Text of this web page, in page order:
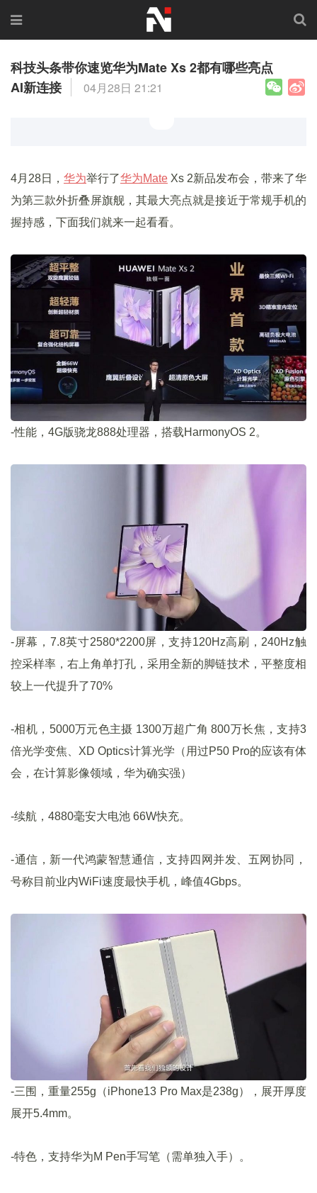
科技头条带你速览华为Mate Xs 2都有哪些亮点
AI新连接
04月28日 21:21
4月28日， 华为举行了华为Mate Xs 2新品发布会，带来了华
为第三款外折叠屏旗舰，其最大亮点就是接近于常规手机的
握持感，下面我们就来一起看看。
-性能，4G版骁龙888处理器，搭载HarmonyOS 2。
-屏幕，7.8英寸2580*2200屏，支持120Hz高刷，240Hz触
控采样率，右上角单打孔，采用全新的脚链技术，平整度相
较上一代提升了70%
-相机，5000万元色主摄 1300万超广角 800万长焦，支持3
倍光学变焦、XD Optics计算光学（用过P50 Pro的应该有体
会，在计算影像领域，华为确实强）
-续航，4880毫安大电池 66W快充。
-通信，新一代鸿蒙智慧通信，支持四网并发、五网协同，
号称目前业内WiFi速度最快手机，峰值4Gbps。
-三围，重量255g（iPhone13 Pro Max是238g），展开厚度
展开5.4mm。
-特色，支持华为M Pen手写笔（需单独入手）。